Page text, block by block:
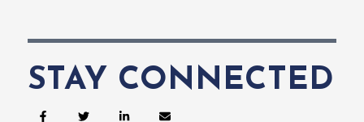
STAY CONNECTED